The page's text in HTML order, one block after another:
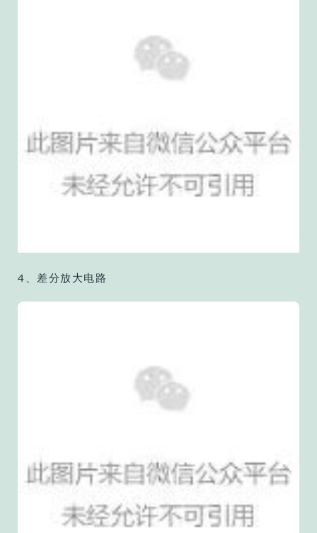
4、差分放大电路